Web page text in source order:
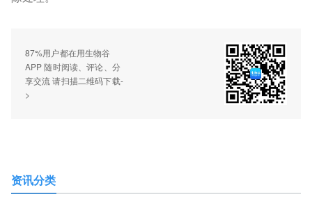
87%用户都在用生物谷
APP 随时阅读、评论、分
享交流 请扫描二维码下载-
>
资讯分类